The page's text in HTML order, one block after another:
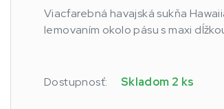
Viacfarebná havajská sukňa
lemovaním okolo pásu s maxi
Dostupnosť: Skladom 2 ks